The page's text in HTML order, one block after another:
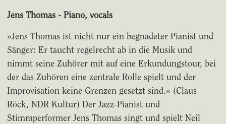
Jens Thomas - Piano, vocals
»Jens Thomas ist nicht nur ein begnadeter Pianist und
Sänger: Er taucht regelrecht ab in die Musik und
nimmt seine Zuhörer mit auf eine Erkundungstour, bei
der das Zuhören eine zentrale Rolle spielt und der
Improvisation keine Grenzen gesetzt sind.« (Claus
Röck, NDR Kultur) Der Jazz-Pianist und
Stimmperformer Jens Thomas singt und spielt Neil